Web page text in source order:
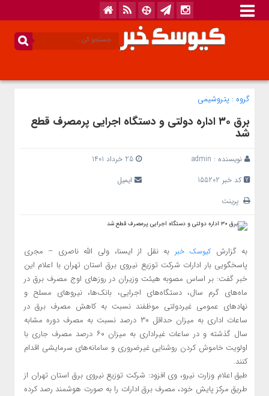
گروه : پتروشیمی
برق ۳۰ اداره دولتی و دستگاه اجرایی پرمصرف قطع
شد
نویسنده : admin
25 خرداد 1401
کد خبر 155202
ایمیل
پرینت
به گزارش کیوسک خبر به نقل از ایسنا، ولی الله ناصری – مجری
پاسخگویی بار ادارات شرکت توزیع نیروی برق استان تهران با اعلام این
خبر گفت: بر اساس مصوبه هیئت وزیران در روزهای اوج مصرف برق در
ماه‌های گرم سال، دستگاه‌های اجرایی، بانک‌ها، نیروهای مسلح و
نهادهای عمومی غیردولتی موظفند نسبت به کاهش مصرف برق در
ساعات اداری به میزان حداقل ۳۰ درصد نسبت به مصرف دوره مشابه
سال گذشته و در ساعات غیراداری به میزان ۶۰ درصد مصرف جاری با
اولویت خاموش کردن روشنایی غیرضروری و سامانه‌های سرمایشی اقدام
کنند.
طبق اعلام وزارت نیرو، وی افزود: شرکت توزیع نیروی برق استان تهران از
طریق مرکز پایش خود، مصرف برق ادارات را به صورت هوشمند رصد کرده